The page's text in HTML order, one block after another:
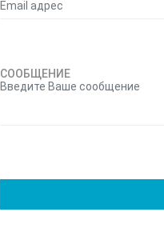
СООБЩЕНИЕ